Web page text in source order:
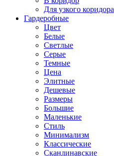
Для узкого коридора
Гардеробные
Цвет
Белые
Светлые
Серые
Темные
Цена
Элитные
Дешевые
Размеры
Большие
Маленькие
Стиль
Минимализм
Классические
Скандинавские